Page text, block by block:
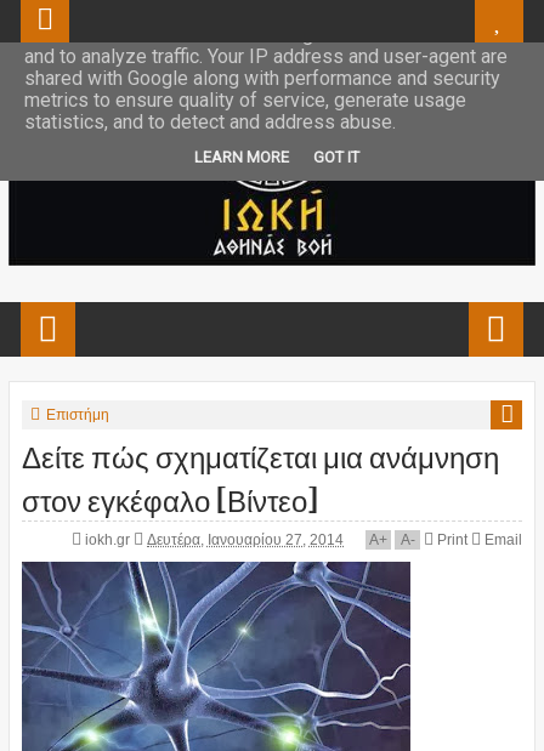
Επιστήμη
Δείτε πώς σχηματίζεται μια ανάμνηση
στον εγκέφαλο [Βίντεο]
iokh.gr Δευτέρα, Ιανουαρίου 27, 2014 A+ A- Print Email
This site uses cookies from Google to deliver its services
and to analyze traffic. Your IP address and user-agent are
shared with Google along with performance and security
metrics to ensure quality of service, generate usage
statistics, and to detect and address abuse.
LEARN MORE GOT IT